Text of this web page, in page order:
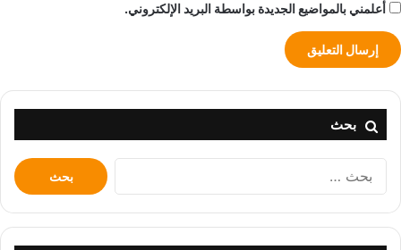
أعلمني بالمواضيع الجديدة بواسطة البريد الإلكتروني.
بحث
البحث
عن: